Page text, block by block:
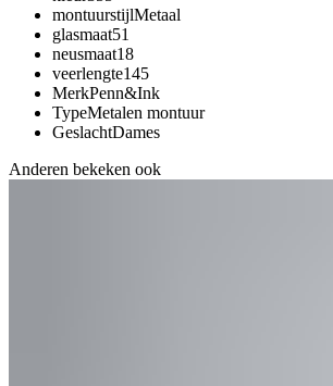
montuurstijlMetaal
glasmaat51
neusmaat18
veerlengte145
MerkPenn&Ink
TypeMetalen montuur
GeslachtDames
Anderen bekeken ook